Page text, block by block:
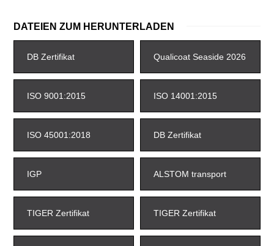
DATEIEN ZUM HERUNTERLADEN
DB Zertifikat Qualicoat Seaside 2026
ISO 9001:2015 ISO 14001:2015
ISO 45001:2018 DB Zertifikat
IGP ALSTOM transport
TIGER Zertifikat TIGER Zertifikat